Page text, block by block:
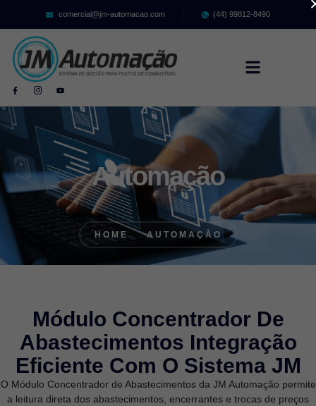
comercial@jm-automacao.com (44) 99812-8490
Automação
HOME AUTOMAÇÃO
Módulo Concentrador De
Abastecimentos Integração
Eficiente Com O Sistema JM
O Módulo Concentrador de Abastecimentos da JM Automação permite
a leitura direta dos abastecimentos, encerrantes e trocas de preços